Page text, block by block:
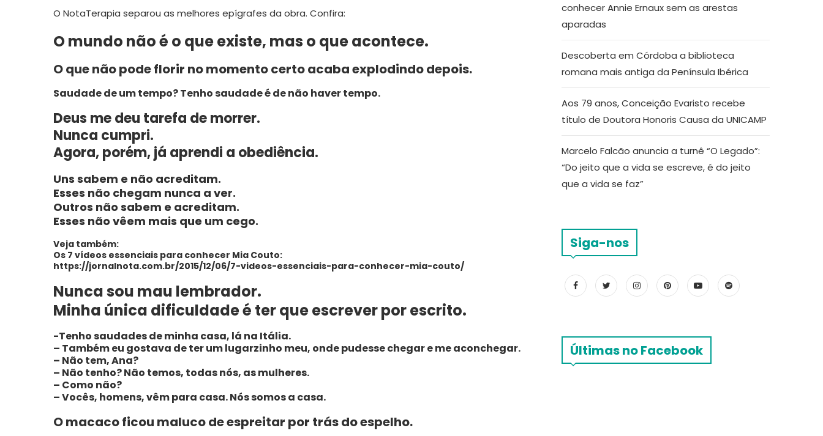
O NotaTerapia separou as melhores epígrafes da obra. Confira:
O mundo não é o que existe, mas o que acontece.
O que não pode florir no momento certo acaba explodindo depois.
Saudade de um tempo? Tenho saudade é de não haver tempo.
Deus me deu tarefa de morrer.
Nunca cumpri.
Agora, porém, já aprendi a obediência.
Uns sabem e não acreditam.
Esses não chegam nunca a ver.
Outros não sabem e acreditam.
Esses não vêem mais que um cego.
Veja também:
Os 7 vídeos essenciais para conhecer Mia Couto:
https://jornalnota.com.br/2015/12/06/7-videos-essenciais-para-conhecer-mia-couto/
Nunca sou mau lembrador.
Minha única dificuldade é ter que escrever por escrito.
-Tenho saudades de minha casa, lá na Itália.
– Também eu gostava de ter um lugarzinho meu, onde pudesse chegar e me aconchegar.
– Não tem, Ana?
– Não tenho? Não temos, todas nós, as mulheres.
– Como não?
– Vocês, homens, vêm para casa. Nós somos a casa.
O macaco ficou maluco de espreitar por trás do espelho.
conhecer Annie Ernaux sem as arestas
aparadas
Descoberta em Córdoba a biblioteca
romana mais antiga da Península Ibérica
Aos 79 anos, Conceição Evaristo recebe
título de Doutora Honoris Causa da UNICAMP
Marcelo Falcão anuncia a turnê “O Legado”:
“Do jeito que a vida se escreve, é do jeito
que a vida se faz”
Siga-nos
Últimas no Facebook